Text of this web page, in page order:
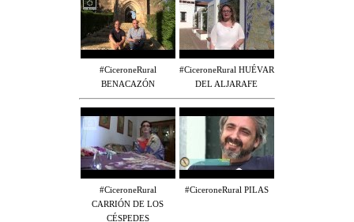
#CiceroneRural
BENACAZÓN
#CiceroneRural HUÉVAR
DEL ALJARAFE
#CiceroneRural
CARRIÓN DE LOS
CÉSPEDES
#CiceroneRural PILAS